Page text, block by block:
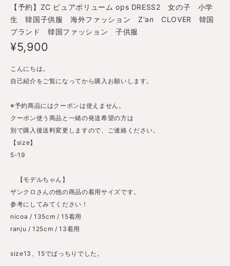
【予約】ZC ピュアボリューム ops DRESS2 女の子 小学
生 韓国子供服 海外ファッション Z'an CLOVER 韓国
ブランド 韓国ファッション 子供服
¥5,900
こんにちは。
自己紹介をご覧になってから購入お願いします。
※予約商品にはクーポンは使えません。
クーポン使う商品と一緒の発送希望の方は
別で購入後送料変更しますので、ご連絡ください。
【size】
5-19
【モデルちゃん】
ザンクロさんの他の商品の着用サイズです。
参考にしてみてください！
nicoa / 135cm / 15着用
ranju / 125cm / 13着用
size13、15でばっちりでした。